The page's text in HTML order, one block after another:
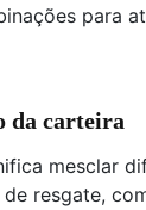
para
da carteira
mesclar
resgate,